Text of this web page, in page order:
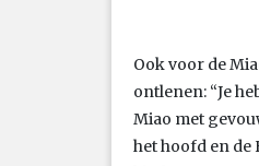
Ook voor de
ontlenen: “Je
Miao met
het hoofd en de